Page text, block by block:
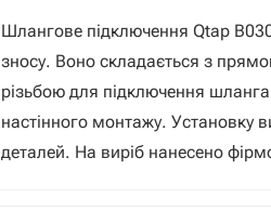
Шлангове підключення Qtap B030
зносу. Воно складається з
різьбою для підключення
настінного монтажу. Установку
деталей. На виріб нанесено